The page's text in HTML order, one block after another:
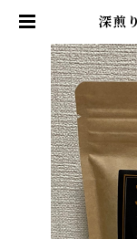
深煎